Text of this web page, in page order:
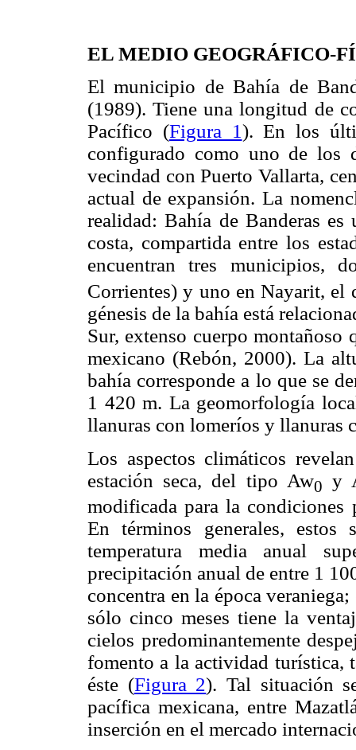
EL MEDIO GEOGRÁFICO-
El municipio de Bahía de
(1989). Tiene una longitud de
Pacífico (Figura 1). En los
configurado como uno de los
vecindad con Puerto Vallarta,
actual de expansión. La
realidad: Bahía de Banderas
costa, compartida entre los
encuentran tres municipios,
Corrientes) y uno en Nayarit, el
génesis de la bahía está
Sur, extenso cuerpo
mexicano (Rebón, 2000). La
bahía corresponde a lo que se
1 420 m. La geomorfología
llanuras con lomeríos y llanuras
Los aspectos climáticos
estación seca, del tipo Aw0 y
modificada para la condiciones
En términos generales,
temperatura media anual
precipitación anual de entre 1
concentra en la época
sólo cinco meses tiene la
cielos predominantemente
fomento a la actividad turística,
éste (Figura 2). Tal situación
pacífica mexicana, entre
inserción en el mercado